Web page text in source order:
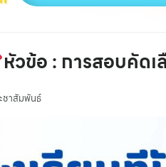
หัวข้อ : การสอบคัด
ชาสัมพันธ์